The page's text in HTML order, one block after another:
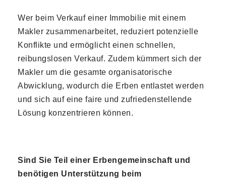
Wer beim Verkauf einer Immobilie mit einem
Makler zusammenarbeitet, reduziert potenzielle
Konflikte und ermöglicht einen schnellen,
reibungslosen Verkauf. Zudem kümmert sich der
Makler um die gesamte organisatorische
Abwicklung, wodurch die Erben entlastet werden
und sich auf eine faire und zufriedenstellende
Lösung konzentrieren können.
Sind Sie Teil einer Erbengemeinschaft und
benötigen Unterstützung beim